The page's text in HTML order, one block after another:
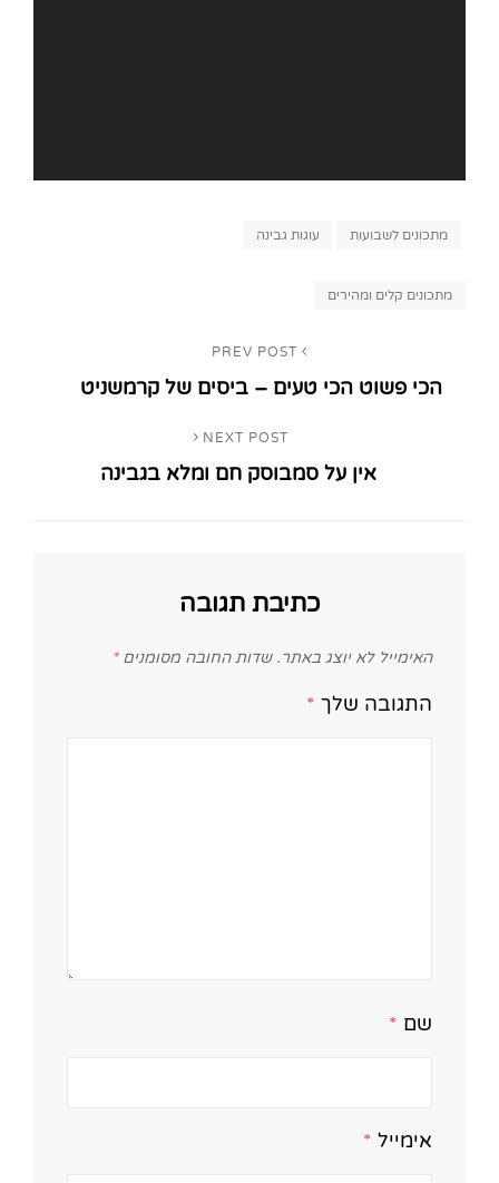
Categories
מתכונים לשבועות עוגות גבינה
Tags,
מתכונים קלים ומהירים
Post
PREV POST
הכי פשוט הכי טעים – ביסים של קרמשניט
NEXT POST
אין על סמבוסק חם ומלא בגבינה
כתיבת תגובה
האימייל לא יוצג באתר. שדות החובה מסומנים*
התגובה שלך *
שם *
אימייל *